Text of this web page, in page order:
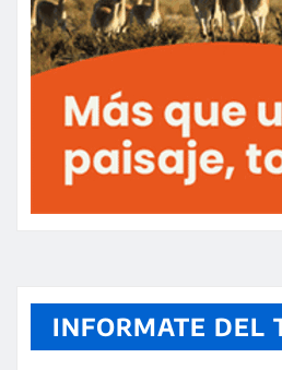
INFORMATE DEL